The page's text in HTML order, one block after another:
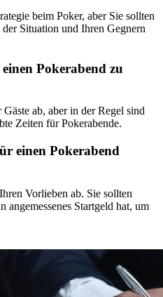
beim Poker, aber Sie sollten
Situation und Ihren Gegnern
Pokerabend zu
ab, aber in der Regel sind
Zeiten für Pokerabende.
einen Pokerabend
Vorlieben ab. Sie sollten
angemessenes Startgeld hat, um